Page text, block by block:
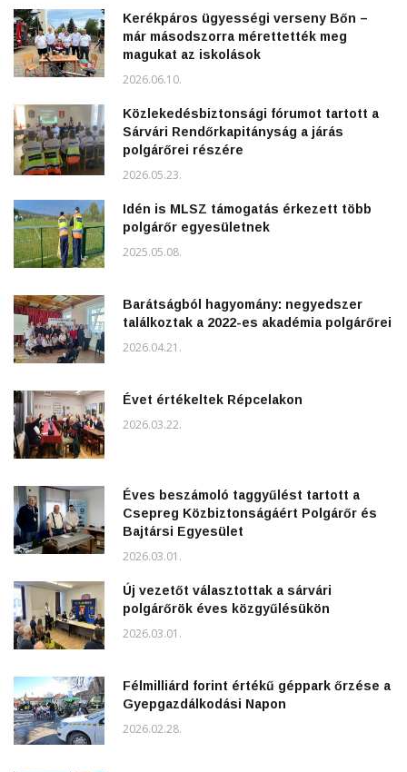
Kerékpáros ügyességi verseny Bőn –
már másodszorra mérettették meg
magukat az iskolások
2026.06.10.
Közlekedésbiztonsági fórumot tartott a
Sárvári Rendőrkapitányság a járás
polgárőrei részére
2026.05.23.
Idén is MLSZ támogatás érkezett több
polgárőr egyesületnek
2025.05.08.
Barátságból hagyomány: negyedszer
találkoztak a 2022-es akadémia polgárőrei
2026.04.21.
Évet értékeltek Répcelakon
2026.03.22.
Éves beszámoló taggyűlést tartott a
Csepreg Közbiztonságáért Polgárőr és
Bajtársi Egyesület
2026.03.01.
Új vezetőt választottak a sárvári
polgárőrök éves közgyűlésükön
2026.03.01.
Félmilliárd forint értékű géppark őrzése a
Gyepgazdálkodási Napon
2026.02.28.